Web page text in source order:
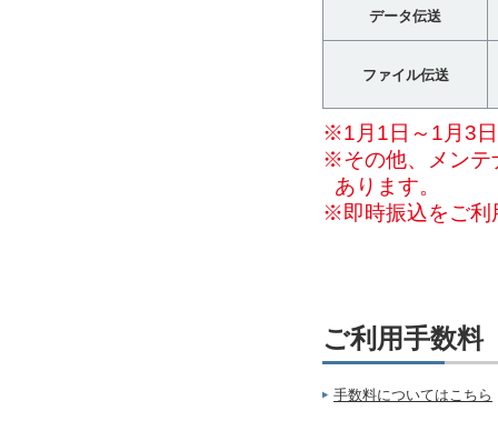
データ伝送
ファイル伝送
※1月1日～1月3
※その他、メンテ
あります。
※即時振込をご利
ご利用手数料
手数料についてはこちら